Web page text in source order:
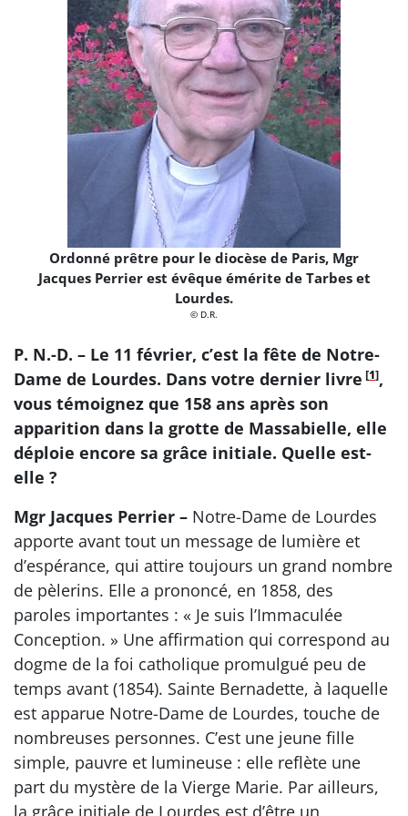
Ordonné prêtre pour le diocèse de Paris, Mgr
Jacques Perrier est évêque émérite de Tarbes et
Lourdes.
© D.R.
P. N.-D. – Le 11 février, c’est la fête de Notre-
Dame de Lourdes. Dans votre dernier livre [1],
vous témoignez que 158 ans après son
apparition dans la grotte de Massabielle, elle
déploie encore sa grâce initiale. Quelle est-
elle ?
Mgr Jacques Perrier – Notre-Dame de Lourdes
apporte avant tout un message de lumière et
d’espérance, qui attire toujours un grand nombre
de pèlerins. Elle a prononcé, en 1858, des
paroles importantes : « Je suis l’Immaculée
Conception. » Une affirmation qui correspond au
dogme de la foi catholique promulgué peu de
temps avant (1854). Sainte Bernadette, à laquelle
est apparue Notre-Dame de Lourdes, touche de
nombreuses personnes. C’est une jeune fille
simple, pauvre et lumineuse : elle reflète une
part du mystère de la Vierge Marie. Par ailleurs,
la grâce initiale de Lourdes est d’être un